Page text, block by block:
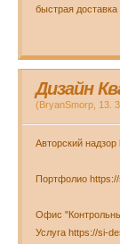
быстрая доставка
Дизайн
(BryanSmorp 13.
Авторский
Портфолио
Офис
Услуга https://si-